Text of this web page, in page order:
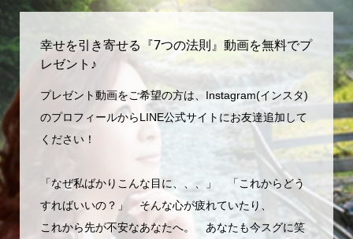
幸せを引き寄せる『7つの法則』動画を無料でプ
レゼント♪
プレゼント動画をご希望の方は、Instagram(インスタ)
のプロフィールからLINE公式サイトにお友達追加して
ください！
「なぜ私ばかりこんな目に、、、」 「これからどう
すればいいの？」 そんな心が疲れていたり、
これから先が不安なあなたへ。 あなたも今スグに笑